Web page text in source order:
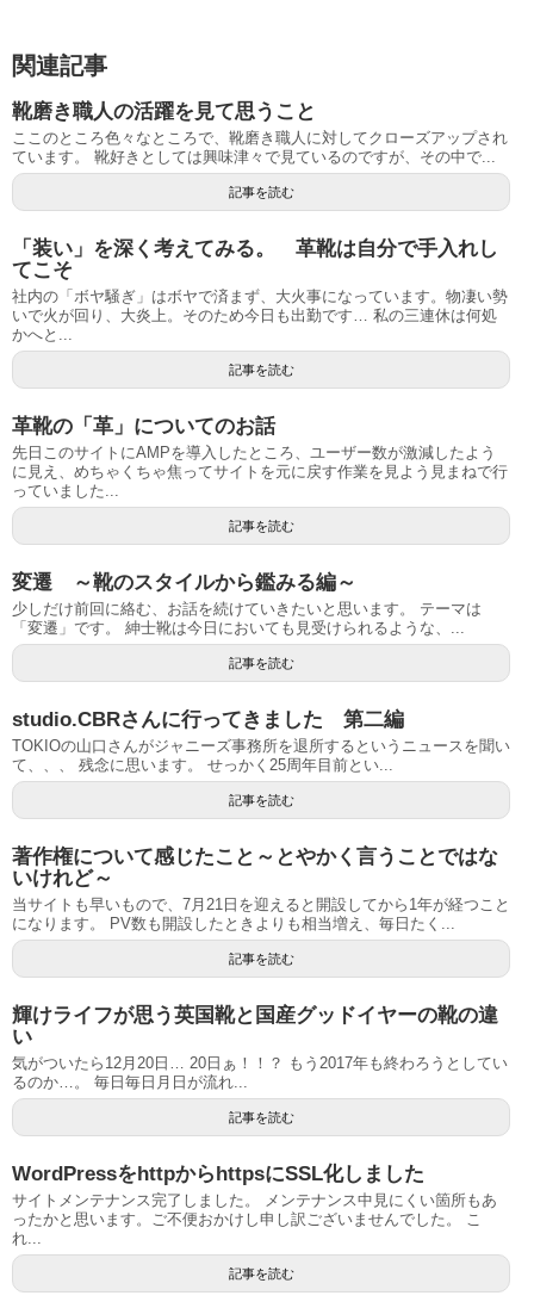
関連記事
靴磨き職人の活躍を見て思うこと
ここのところ色々なところで、靴磨き職人に対してクローズアップされ
ています。 靴好きとしては興味津々で見ているのですが、その中で...
記事を読む
「装い」を深く考えてみる。 革靴は自分で手入れし
てこそ
社内の「ボヤ騒ぎ」はボヤで済まず、大火事になっています。物凄い勢
いで火が回り、大炎上。そのため今日も出勤です… 私の三連休は何処
かへと...
記事を読む
革靴の「革」についてのお話
先日このサイトにAMPを導入したところ、ユーザー数が激減したよう
に見え、めちゃくちゃ焦ってサイトを元に戻す作業を見よう見まねで行
っていました...
記事を読む
変遷 ～靴のスタイルから鑑みる編～
少しだけ前回に絡む、お話を続けていきたいと思います。 テーマは
「変遷」です。 紳士靴は今日においても見受けられるような、...
記事を読む
studio.CBRさんに行ってきました 第二編
TOKIOの山口さんがジャニーズ事務所を退所するというニュースを聞い
て、、、 残念に思います。 せっかく25周年目前とい...
記事を読む
著作権について感じたこと～とやかく言うことではな
いけれど～
当サイトも早いもので、7月21日を迎えると開設してから1年が経つこと
になります。 PV数も開設したときよりも相当増え、毎日たく...
記事を読む
輝けライフが思う英国靴と国産グッドイヤーの靴の違
い
気がついたら12月20日… 20日ぁ！！？ もう2017年も終わろうとしてい
るのか…。 毎日毎日月日が流れ...
記事を読む
WordPressをhttpからhttpsにSSL化しました
サイトメンテナンス完了しました。 メンテナンス中見にくい箇所もあ
ったかと思います。ご不便おかけし申し訳ございませんでした。 こ
れ...
記事を読む